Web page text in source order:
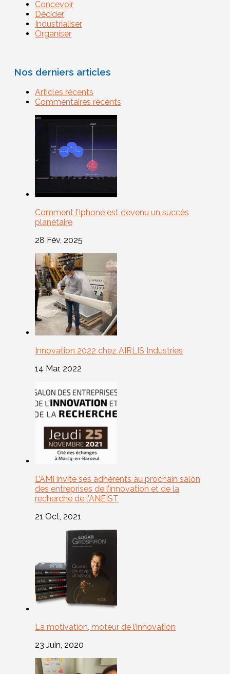
Concevoir
Décider
Industrialiser
Organiser
Nos derniers articles
Articles récents
Commentaires récents
Comment l’Iphone est devenu un succès
planétaire
28 Fév, 2025
Innovation 2022 chez AIRLIS Industries
14 Mar, 2022
L’AMI invite ses adhérents au prochain salon
des entreprises de l’innovation et de la
recherche de l’ANEÏST
21 Oct, 2021
La motivation, moteur de l’innovation
23 Juin, 2020